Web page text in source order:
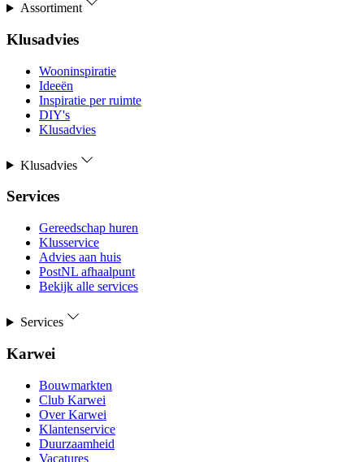
Assortiment
Klusadvies
Wooninspiratie
Ideeën
Inspiratie per ruimte
DIY's
Klusadvies
Klusadvies
Services
Gereedschap huren
Klusservice
Advies aan huis
PostNL afhaalpunt
Bekijk alle services
Services
Karwei
Bouwmarkten
Club Karwei
Over Karwei
Klantenservice
Duurzaamheid
Vacatures